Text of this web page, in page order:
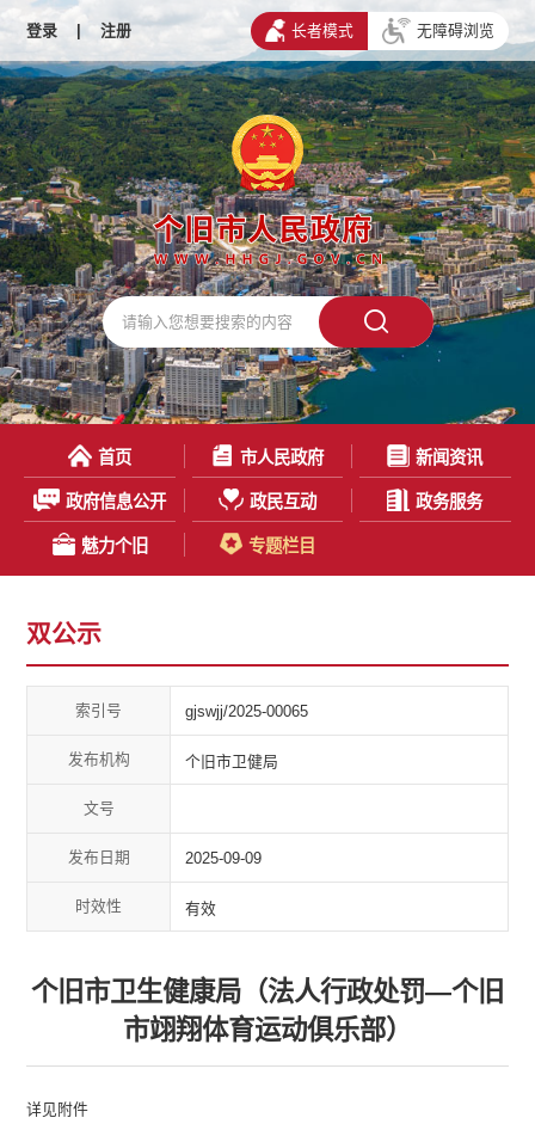
登录 | 注册 长者模式 无障碍浏览
首页 市人民政府 新闻资讯
政府信息公开 政民互动 政务服务
魅力个旧 专题栏目
双公示
索引号 gjswjj/2025-00065
发布机构 个旧市卫健局
文号
发布日期 2025-09-09
时效性 有效
个旧市卫生健康局（法人行政处罚—个旧
市翊翔体育运动俱乐部）
详见附件